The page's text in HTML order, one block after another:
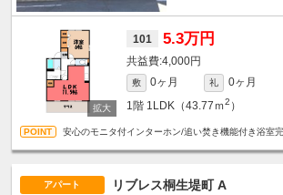
101 5.3万円
4,000円
敷 0ヶ月 礼
0ヶ月
1階 1LDK（43.77ｍ2 ）
安心のモニタ付インターホン/追い焚き機能付き浴室
アパート リブレス桐生堤町 A